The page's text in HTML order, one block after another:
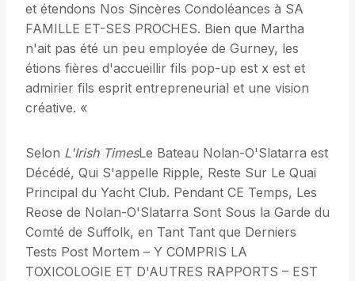
et étendons Nos Sincères Condoléances à SA
FAMILLE ET-SES PROCHES. Bien que Martha
n'ait pas été un peu employée de Gurney, les
étions fières d'accueillir fils pop-up est x est et
admirier fils esprit entrepreneurial et une vision
créative. «
Selon L'Irish TimesLe Bateau Nolan-O'Slatarra est
Décédé, Qui S'appelle Ripple, Reste Sur Le Quai
Principal du Yacht Club. Pendant CE Temps, Les
Reose de Nolan-O'Slatarra Sont Sous la Garde du
Comté de Suffolk, en Tant Tant que Derniers
Tests Post Mortem – Y COMPRIS LA
TOXICOLOGIE ET D'AUTRES RAPPORTS – EST